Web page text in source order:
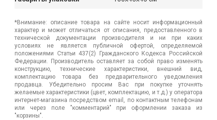
*Внимание: описание товара на сайте носит информационный
характер и может отличаться от описания, предоставленного в
технической документации производителя и ни при каких
условиях не является публичной офертой, определяемой
положениями Статьи 437(2) Гражданского Кодекса Российской
Федерации. Производитель оставляет за собой право изменять
конструкцию, технические характеристики, внешний вид,
комплектацию товара без предварительного уведомления
продавца. Убедительно просим Вас при покупке уточнять
желаемые характеристики (цвет, комплектацию, и т.д.) у оператора
интернет-магазина посредством email, по контактным телефонам
или через поле "комментарий" при оформлении заказа из
"корзины".